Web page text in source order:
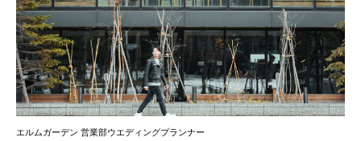
エルムガーデン 営業部ウエディングプランナー